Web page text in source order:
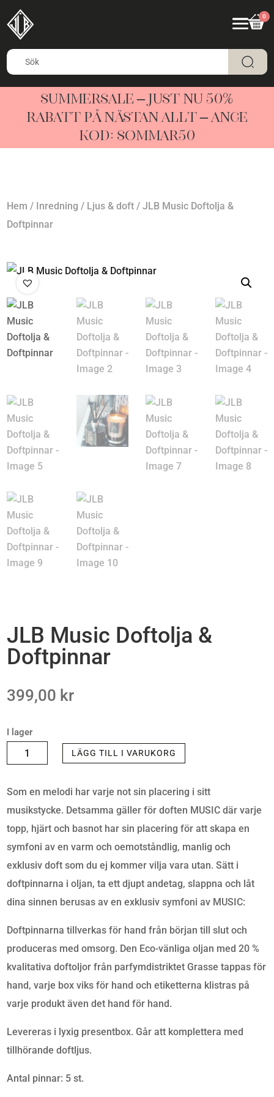
0
SUMMERSALE – JUST NU 50%
RABATT PÅ NÄSTAN ALLT – ANGE
KOD: SOMMAR50
Hem / Inredning / Ljus & doft / JLB Music Doftolja &
Doftpinnar
JLB Music Doftolja &
Doftpinnar
399,00 kr
I lager
MUSIC
DOFTOLJA
DOFTPINNAR
MÄNGD
LÄGG TILL I VARUKORG
Som en melodi har varje not sin placering i sitt
musikstycke. Detsamma gäller för doften MUSIC där varje
topp, hjärt och basnot har sin placering för att skapa en
symfoni av en varm och oemotståndlig, manlig och
exklusiv doft som du ej kommer vilja vara utan. Sätt i
doftpinnarna i oljan, ta ett djupt andetag, slappna och låt
dina sinnen berusas av en exklusiv symfoni av MUSIC:
Doftpinnarna tillverkas för hand från början till slut och
produceras med omsorg. Den Eco-vänliga oljan med 20 %
kvalitativa doftoljor från parfymdistriktet Grasse tappas för
hand, varje box viks för hand och etiketterna klistras på
varje produkt även det hand för hand.
Levereras i lyxig presentbox. Går att komplettera med
tillhörande doftljus.
Antal pinnar: 5 st.